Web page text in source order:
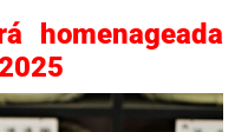
homenageada